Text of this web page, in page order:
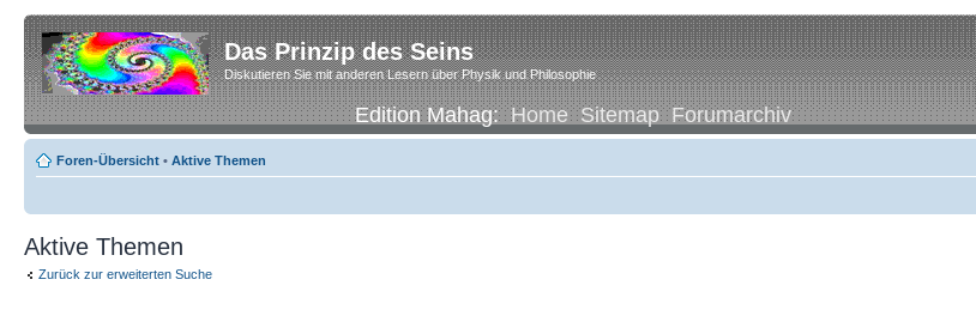
Das Prinzip des Seins
Diskutieren Sie mit anderen Lesern über Physik und Philosophie
Edition Mahag:Home Sitemap Forumarchiv
Foren-Übersicht • Aktive Themen
Aktive Themen
Zurück zur erweiterten Suche